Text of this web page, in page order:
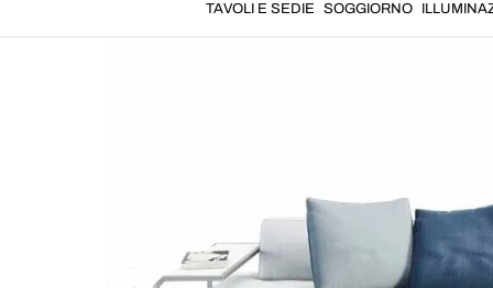
TAVOLI E SEDIE SOGGIORNO